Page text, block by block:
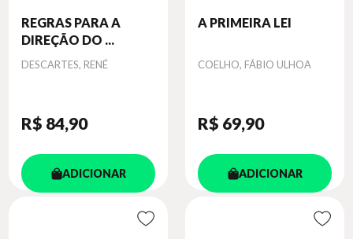
REGRAS PARA A
DIREÇÃO DO ...
Autor
DESCARTES, RENÉ
R$ 84,90
ADICIONAR
A PRIMEIRA LEI
Autor
COELHO, FÁBIO ULHOA
R$ 69,90
ADICIONAR